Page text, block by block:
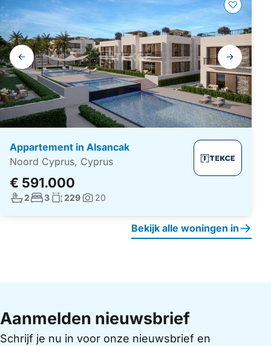
Galerij
navigatie
Appartement in Alsancak
Noord Cyprus, Cyprus
€ 591.000
Aantal badkamers:
2Aantal slaapkamers:
3Woonoppervlakte:
229 Foto's:
20
Bekijk alle woningen in
Aanmelden nieuwsbrief
Schrijf je nu in voor onze nieuwsbrief en